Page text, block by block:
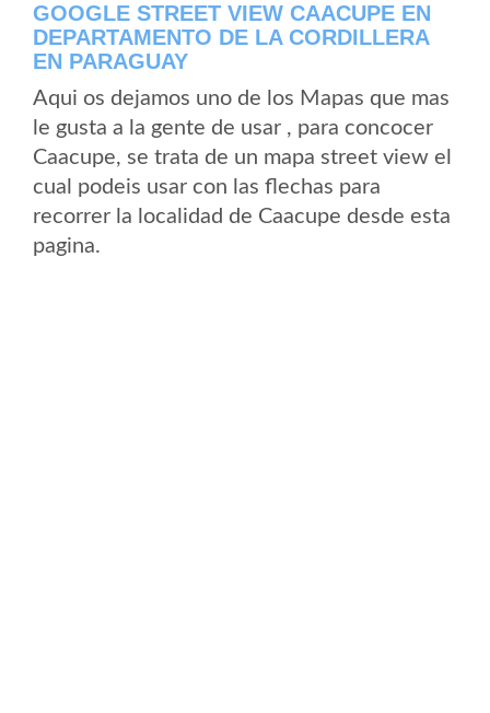
GOOGLE STREET VIEW CAACUPE EN
DEPARTAMENTO DE LA CORDILLERA
EN PARAGUAY
Aqui os dejamos uno de los Mapas que mas
le gusta a la gente de usar , para concocer
Caacupe, se trata de un mapa street view el
cual podeis usar con las flechas para
recorrer la localidad de Caacupe desde esta
pagina.